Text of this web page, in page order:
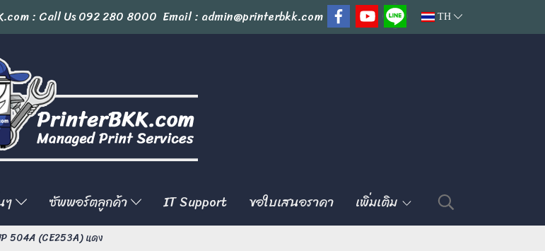
: Call Us092 280 8000 Email : admin@printerbkk.com TH
ๆ ซัพพอร์ตลูกค้า IT Support ขอใบเสนอราคา เพิ่มเติม
504A (CE253A) แดง